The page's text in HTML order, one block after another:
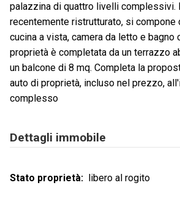
palazzina di quattro livelli complessivi.
recentemente ristrutturato, si compone
cucina a vista, camera da letto e bagno
proprietà è completata da un terrazzo
un balcone di 8 mq. Completa la
auto di proprietà, incluso nel prezzo,
complesso
Dettagli immobile
Stato proprietà libero al rogito